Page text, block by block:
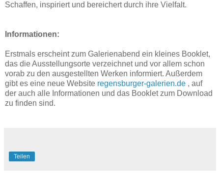
Schaffen, inspiriert und bereichert durch ihre Vielfalt.
Informationen:
Erstmals erscheint zum Galerienabend ein kleines Booklet,
das die Ausstellungsorte verzeichnet und vor allem schon
vorab zu den ausgestellten Werken informiert. Außerdem
gibt es eine neue Website regensburger-galerien.de , auf
der auch alle Informationen und das Booklet zum Download
zu finden sind.
Teilen